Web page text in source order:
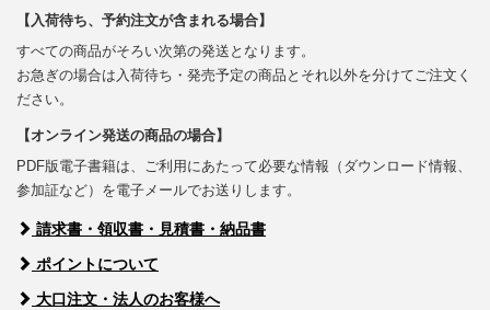
【入荷待ち、予約注文が含まれる場合】
すべての商品がそろい次第の発送となります。
お急ぎの場合は入荷待ち・発売予定の商品とそれ以外を分けてご注文く
ださい。
【オンライン発送の商品の場合】
PDF版電子書籍は、ご利用にあたって必要な情報（ダウンロード情報、
参加証など）を電子メールでお送りします。
請求書・領収書・見積書・納品書
ポイントについて
大口注文・法人のお客様へ